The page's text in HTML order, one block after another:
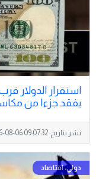
استقرار الدولار
يفقد جزءا من
نشر بتاريخ:08-06 09:07:32